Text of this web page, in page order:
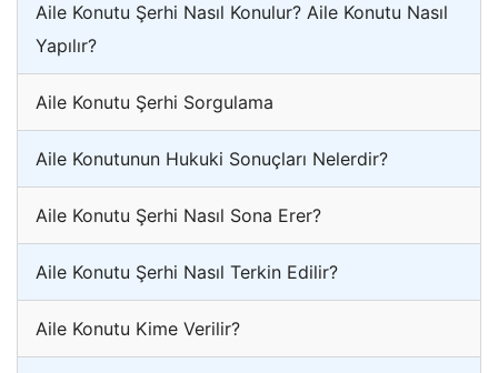
Aile Konutu Şerhi Nasıl Konulur? Aile Konutu Nasıl
Yapılır?
Aile Konutu Şerhi Sorgulama
Aile Konutunun Hukuki Sonuçları Nelerdir?
Aile Konutu Şerhi Nasıl Sona Erer?
Aile Konutu Şerhi Nasıl Terkin Edilir?
Aile Konutu Kime Verilir?